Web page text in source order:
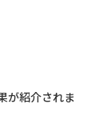
が紹介されま